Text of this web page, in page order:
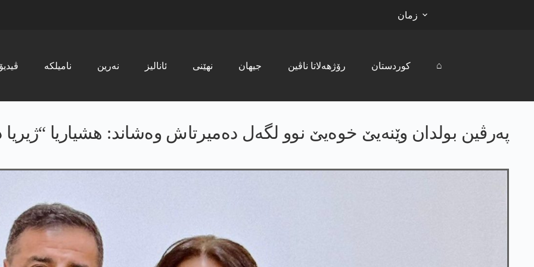
زمان
ڤیدیۆ نامیلکە نەرین ئانالیز نھێنی جیھان رۆژھەلاتا ناڤین کوردستان ⌂
پەرڤین بولدان وێنەیێ خوەیێ نوو لگەل دەمیرتاش وەشاند: ھشیاریا “ژیریا